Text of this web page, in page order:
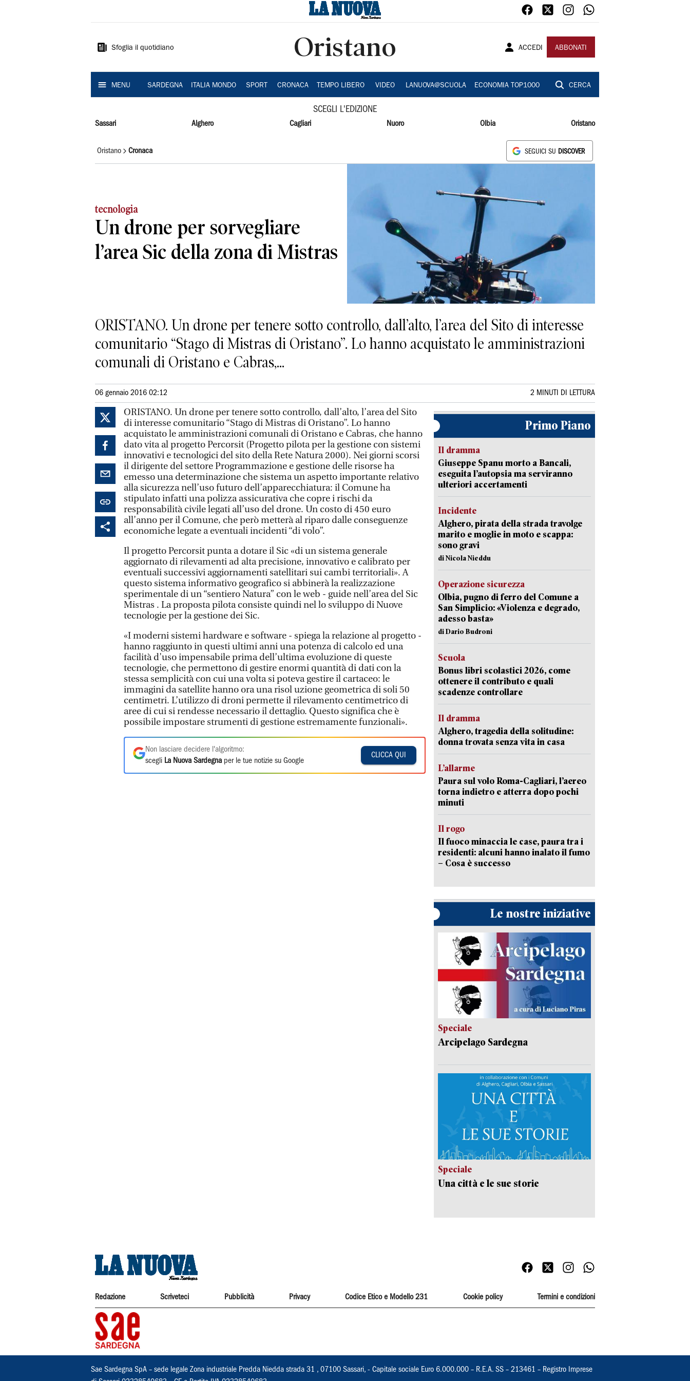
Sardegna
Sfoglia il quotidiano Oristano ACCEDI ABBONATI
MENU SARDEGNA ITALIA MONDO SPORT CRONACA TEMPO LIBERO VIDEO LANUOVA@SCUOLA ECONOMIA TOP1000 CERCA
SCEGLI L'EDIZIONE
Sassari Alghero Cagliari Nuoro Olbia Oristano
Oristano Cronaca SEGUICI SU DISCOVER
tecnologia
Un drone per sorvegliare
l’area Sic della zona di Mistras
ORISTANO. Un drone per tenere sotto controllo, dall’alto, l’area del Sito di interesse
comunitario “Stago di Mistras di Oristano”. Lo hanno acquistato le amministrazioni
comunali di Oristano e Cabras,...
06 gennaio 2016 02:12 2 MINUTI DI LETTURA
ORISTANO. Un drone per tenere sotto controllo, dall’alto, l’area del Sito
di interesse comunitario “Stago di Mistras di Oristano”. Lo hanno
acquistato le amministrazioni comunali di Oristano e Cabras, che hanno
dato vita al progetto Percorsit (Progetto pilota per la gestione con sistemi
innovativi e tecnologici del sito della Rete Natura 2000). Nei giorni scorsi
il dirigente del settore Programmazione e gestione delle risorse ha
emesso una determinazione che sistema un aspetto importante relativo
alla sicurezza nell’uso futuro dell’apparecchiatura: il Comune ha
stipulato infatti una polizza assicurativa che copre i rischi da
responsabilità civile legati all’uso del drone. Un costo di 450 euro
all’anno per il Comune, che però metterà al riparo dalle conseguenze
economiche legate a eventuali incidenti “di volo”.
Il progetto Percorsit punta a dotare il Sic «di un sistema generale
aggiornato di rilevamenti ad alta precisione, innovativo e calibrato per
eventuali successivi aggiornamenti satellitari sui cambi territoriali». A
questo sistema informativo geografico si abbinerà la realizzazione
sperimentale di un “sentiero Natura” con le web - guide nell’area del Sic
Mistras . La proposta pilota consiste quindi nel lo sviluppo di Nuove
tecnologie per la gestione dei Sic.
«I moderni sistemi hardware e software - spiega la relazione al progetto -
hanno raggiunto in questi ultimi anni una potenza di calcolo ed una
facilità d’uso impensabile prima dell’ultima evoluzione di queste
tecnologie, che permettono di gestire enormi quantità di dati con la
stessa semplicità con cui una volta si poteva gestire il cartaceo: le
immagini da satellite hanno ora una risol uzione geometrica di soli 50
centimetri. L’utilizzo di droni permette il rilevamento centimetrico di
aree di cui si rendesse necessario il dettaglio. Questo significa che è
possibile impostare strumenti di gestione estremamente funzionali».
Non lasciare decidere l'algoritmo:
scegli La Nuova Sardegna per le tue notizie su Google
CLICCA QUI
Primo Piano
Il dramma
Giuseppe Spanu morto a Bancali,
eseguita l’autopsia ma serviranno
ulteriori accertamenti
Incidente
Alghero, pirata della strada travolge
marito e moglie in moto e scappa:
sono gravi
di Nicola Nieddu
Operazione sicurezza
Olbia, pugno di ferro del Comune a
San Simplicio: «Violenza e degrado,
adesso basta»
di Dario Budroni
Scuola
Bonus libri scolastici 2026, come
ottenere il contributo e quali
scadenze controllare
Il dramma
Alghero, tragedia della solitudine:
donna trovata senza vita in casa
L’allarme
Paura sul volo Roma-Cagliari, l’aereo
torna indietro e atterra dopo pochi
minuti
Il rogo
Il fuoco minaccia le case, paura tra i
residenti: alcuni hanno inalato il fumo
– Cosa è successo
Le nostre iniziative
Speciale
Arcipelago Sardegna
Speciale
Una città e le sue storie
Redazione Scriveteci Pubblicità Privacy Codice Etico e Modello 231 Cookie policy Termini e condizioni
Sae Sardegna SpA – sede legale Zona industriale Predda Niedda strada 31 , 07100 Sassari, - Capitale sociale Euro 6.000.000 – R.E.A. SS – 213461 – Registro Imprese